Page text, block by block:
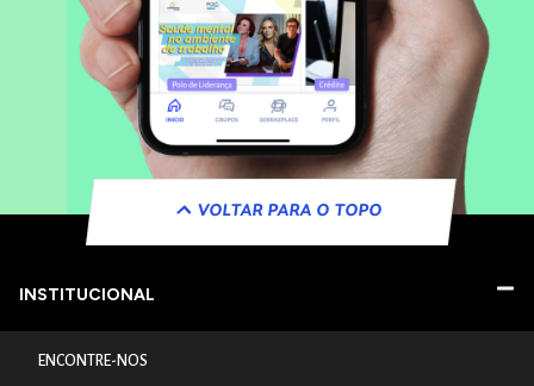
VOLTAR PARA O TOPO
INSTITUCIONAL
ENCONTRE-NOS